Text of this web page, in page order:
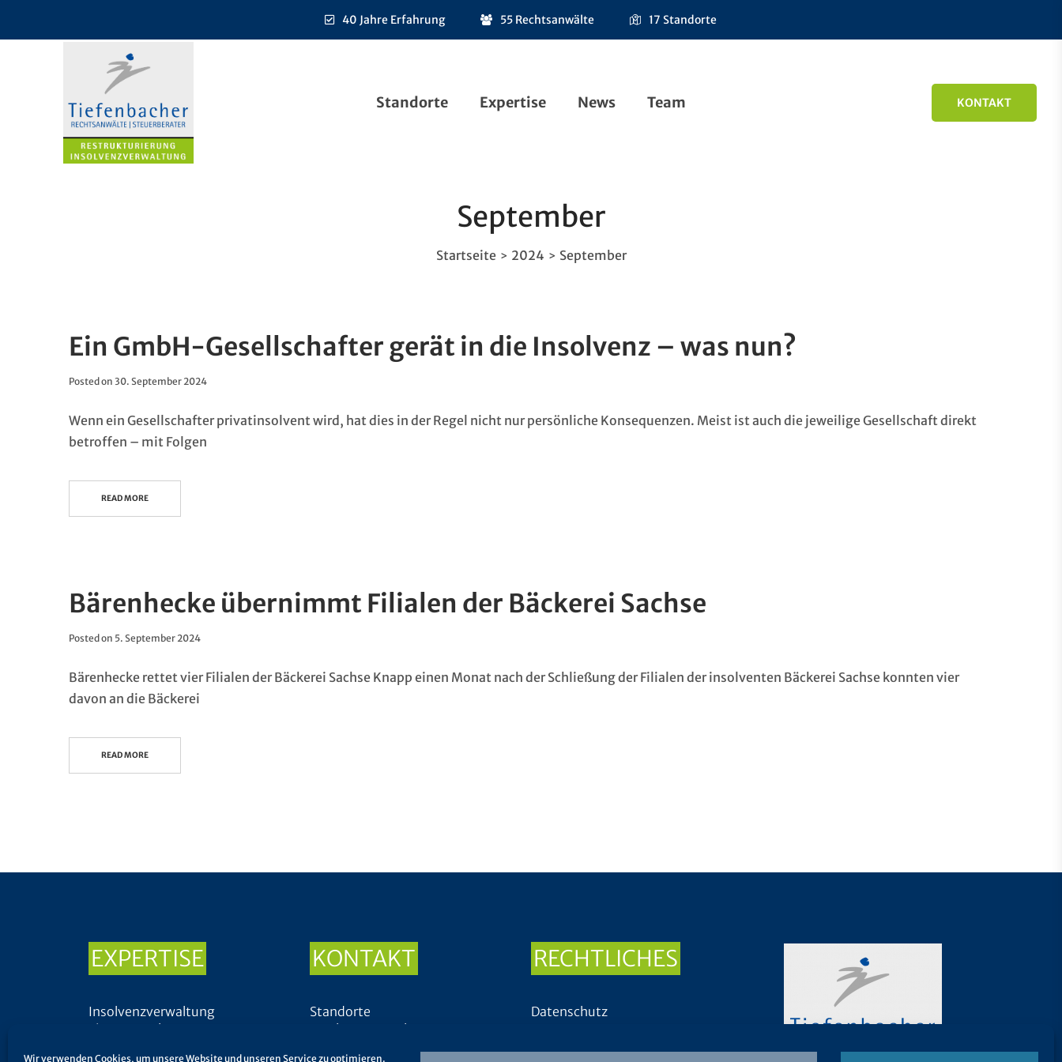
Wir verwenden Cookies, um unsere Website und unseren Service zu optimieren.
40 Jahre Erfahrung 55 Rechtsanwälte 17 Standorte
Standorte Expertise News Team KONTAKT
September
Startseite > 2024 > September
Ein GmbH-Gesellschafter gerät in die Insolvenz – was nun?
Posted on 30. September 2024
Wenn ein Gesellschafter privatinsolvent wird, hat dies in der Regel nicht nur persönliche Konsequenzen. Meist ist auch die jeweilige Gesellschaft direkt
betroffen – mit Folgen
READ MORE
Bärenhecke übernimmt Filialen der Bäckerei Sachse
Posted on 5. September 2024
Bärenhecke rettet vier Filialen der Bäckerei Sachse Knapp einen Monat nach der Schließung der Filialen der insolventen Bäckerei Sachse konnten vier
davon an die Bäckerei
READ MORE
EXPERTISE
Insolvenzverwaltung
Eigenverwaltung
KONTAKT
Standorte
Insolvenzverwalter
RECHTLICHES
Datenschutz